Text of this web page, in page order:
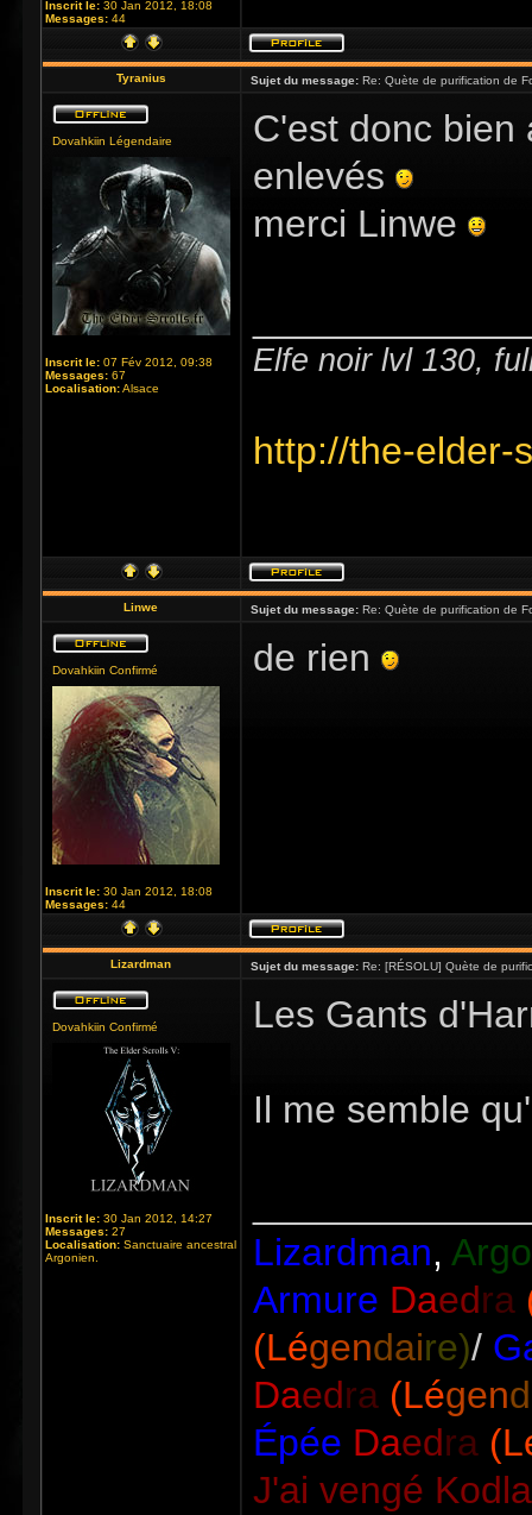
Inscrit le: 30 Jan 2012, 18:08
Messages: 44
Tyranius Sujet du message: Re: Quète de purification de
Dovahkiin Légendaire
Inscrit le: 07 Fév 2012, 09:38
Messages: 67
Localisation:Alsace
C'est donc bien
enlevés
merci Linwe
Elfe noir lvl 130,
http://the-elder-
Linwe Sujet du message: Re: Quète de purification de
Dovahkiin Confirmé
Inscrit le: 30 Jan 2012, 18:08
Messages: 44
de rien
Lizardman Sujet du message: Re: [RÉSOLU] Quète de
Dovahkiin Confirmé
Inscrit le: 30 Jan 2012, 14:27
Messages: 27
Localisation: Sanctuaire ancestral
Argonien.
Les Gants
Il me semble
Lizardman,
Armure Daedra
(Légendaire)/
Daedra (Légen
Épée Daedra
J'ai vengé